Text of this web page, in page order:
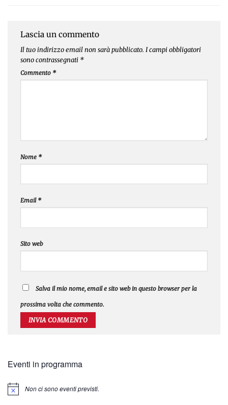
Lascia un commento
Il tuo indirizzo email non sarà pubblicato. I campi obbligatori
sono contrassegnati *
Commento *
Nome *
Email *
Sito web
Salva il mio nome, email e sito web in questo browser per la
prossima volta che commento.
Eventi in programma
Notice Non ci sono eventi previsti.